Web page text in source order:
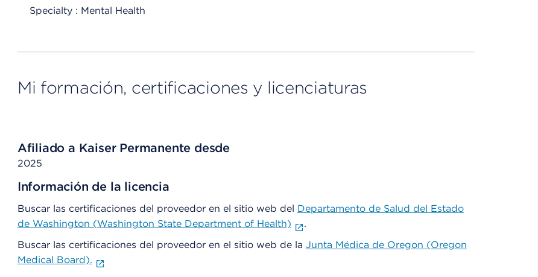
Specialty : Mental Health
Mi formación, certificaciones y licenciaturas
Afiliado a Kaiser Permanente desde
2025
Información de la licencia
Buscar las certificaciones del proveedor en el sitio web del Departamento de Salud del Estado
de Washington (Washington State Department of Health)
.
Buscar las certificaciones del proveedor en el sitio web de la Junta Médica de Oregon (Oregon
Medical Board).